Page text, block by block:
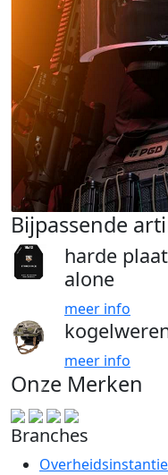
Bijpassende
harde
alone
meer info
meer info
Onze Merken
Branches